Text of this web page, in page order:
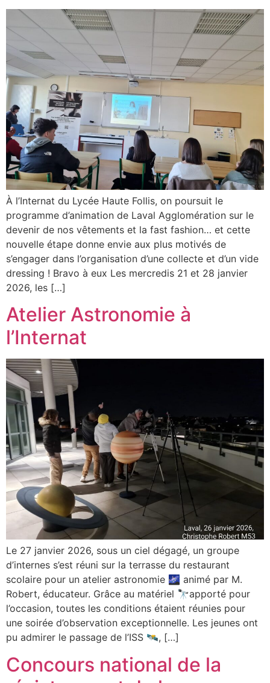
À l’Internat du Lycée Haute Follis, on poursuit le
programme d’animation de Laval Agglomération sur le
devenir de nos vêtements et la fast fashion… et cette
nouvelle étape donne envie aux plus motivés de
s’engager dans l’organisation d’une collecte et d’un vide
dressing ! Bravo à eux Les mercredis 21 et 28 janvier
2026, les […]
Atelier Astronomie à
l’Internat
Le 27 janvier 2026, sous un ciel dégagé, un groupe
d’internes s’est réuni sur la terrasse du restaurant
scolaire pour un atelier astronomie 🌌 animé par M.
Robert, éducateur. Grâce au matériel 🔭apporté pour
l’occasion, toutes les conditions étaient réunies pour
une soirée d’observation exceptionnelle. Les jeunes ont
pu admirer le passage de l’ISS 🛰️, […]
Concours national de la